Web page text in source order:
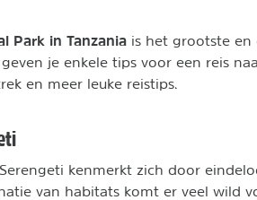
Park in Tanzania is het grootste en
je enkele tips voor een reis
en meer leuke reistips.
kenmerkt zich door
van habitats komt er veel wild